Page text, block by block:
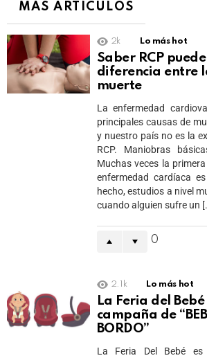
MÁS ARTÍCULOS
2k Lo más hot
Saber RCP
diferencia entre
muerte
La enfermedad
principales causas de
y nuestro país no es la
RCP. Maniobras
Muchas veces la
enfermedad cardíaca
hecho, estudios a nivel
cuando alguien sufre un
0
2.1k Lo más hot
La Feria del
campaña de
BORDO”
La Feria Del Bebé